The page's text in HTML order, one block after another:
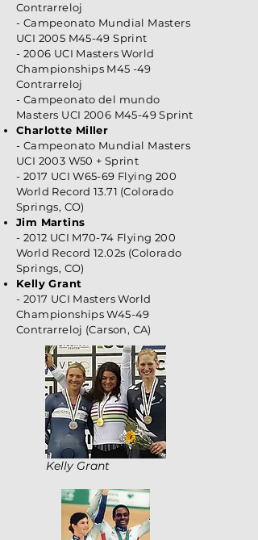
Contrarreloj
- Campeonato Mundial Masters
UCI 2005 M45-49 Sprint
- 2006 UCI Masters World
Championships M45 -49
Contrarreloj
- Campeonato del mundo
Masters UCI 2006 M45-49 Sprint
Charlotte Miller
- Campeonato Mundial Masters
UCI 2003 W50 + Sprint
- 2017 UCI W65-69 Flying 200
World Record 13.71 (Colorado
Springs, CO)
Jim Martins
- 2012 UCI M70-74 Flying 200
World Record 12.02s (Colorado
Springs, CO)
Kelly Grant
- 2017 UCI Masters World
Championships W45-49
Contrarreloj (Carson, CA)
Kelly Grant